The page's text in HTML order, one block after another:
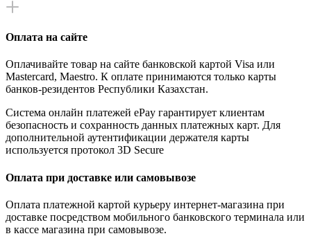
Оплата на сайте
Оплачивайте товар на сайте банковской картой Visa или
Mastercard, Maestro. К оплате принимаются только карты
банков-резидентов Республики Казахстан.
Система онлайн платежей ePay гарантирует клиентам
безопасность и сохранность данных платежных карт. Для
дополнительной аутентификации держателя карты
используется протокол 3D Secure
Оплата при доставке или самовывозе
Оплата платежной картой курьеру интернет-магазина при
доставке посредством мобильного банковского терминала или
в кассе магазина при самовывозе.